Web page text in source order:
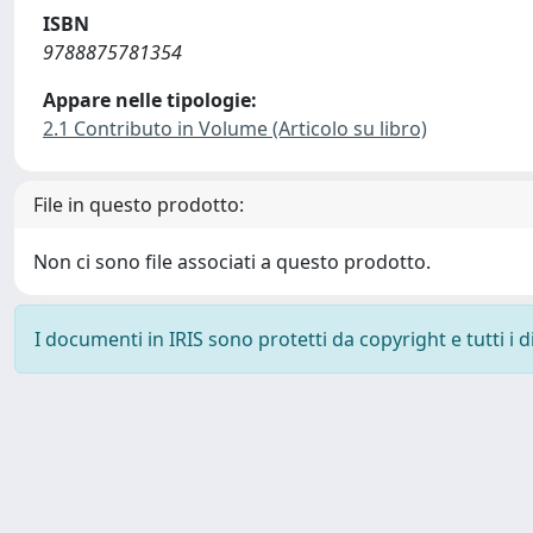
ISBN
9788875781354
Appare nelle tipologie:
2.1 Contributo in Volume (Articolo su libro)
File in questo prodotto:
Non ci sono file associati a questo prodotto.
I documenti in IRIS sono protetti da copyright e tutti i